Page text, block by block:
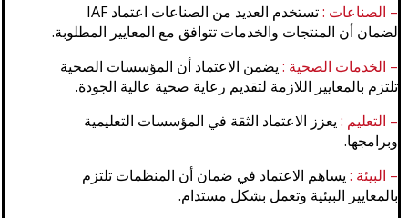
– الصناعات :
تستخدم العديد من الصناعات اعتماد IAF
لضمان أن المنتجات والخدمات تتوافق مع المعايير المطلوبة.
– الخدمات الصحية : يضمن الاعتماد أن المؤسسات الصحية
تلتزم بالمعايير اللازمة لتقديم رعاية صحية عالية الجودة.
– التعليم : يعزز الاعتماد الثقة في المؤسسات التعليمية
وبرامجها.
– البيئة : يساهم الاعتماد في ضمان أن المنظمات تلتزم
بالمعايير البيئية وتعمل بشكل مستدام.